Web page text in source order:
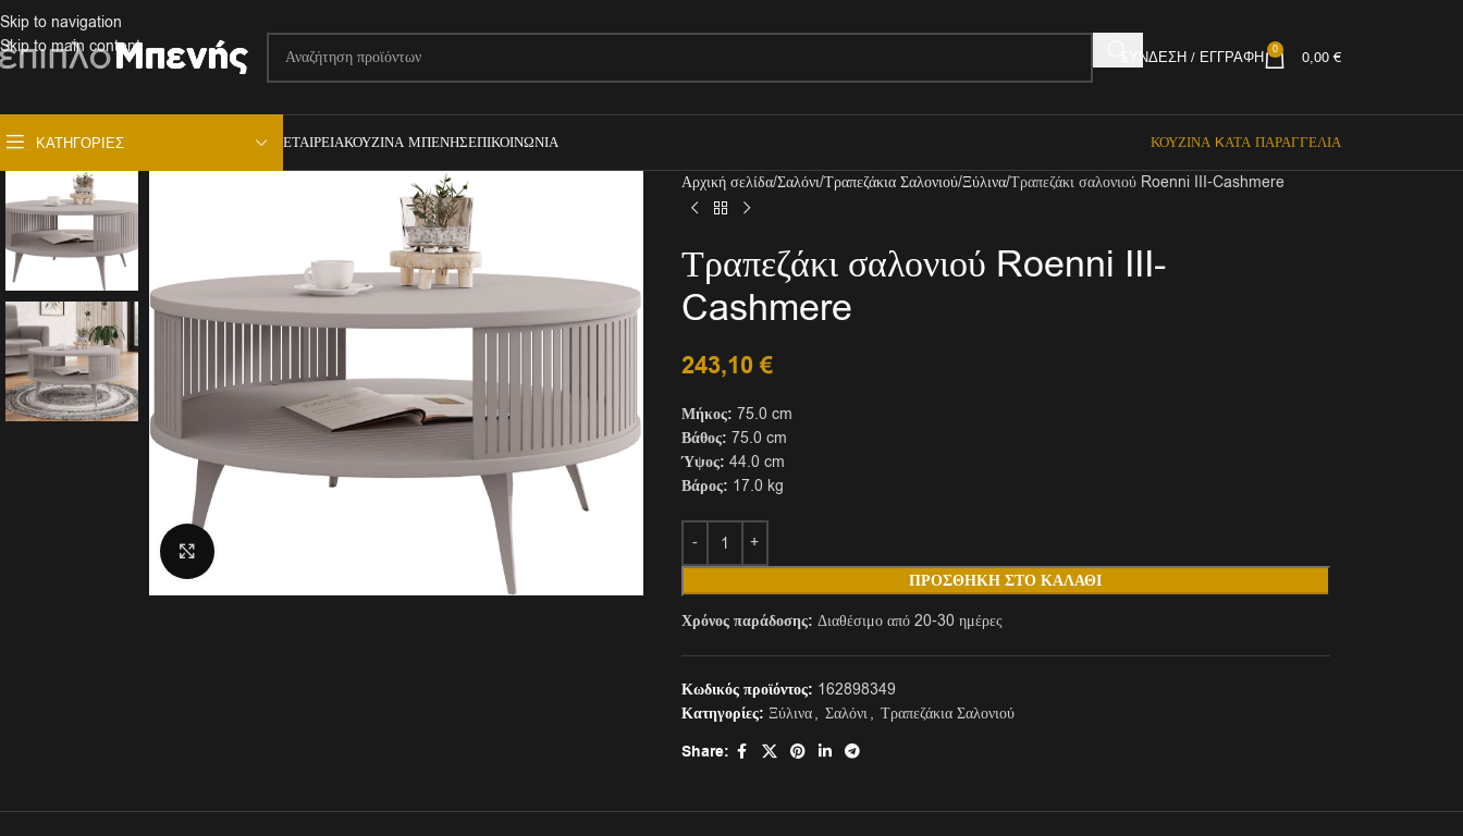
Skip to navigation
Skip to main content
ΣΎΝΔΕΣΗ / ΕΓΓΡΑΦΉ 0 0,00 €
ΚΑΤΗΓΟΡΊΕΣ ΕΤΑΙΡΕΊΑΚΟΥΖΊΝΑ ΜΠΕΝΉΣΕΠΙΚΟΙΝΩΝΊΑ ΚΟΥΖΊΝΑ KΑΤΆ ΠΑΡΑΓΓΕΛΊΑ
Αρχική σελίδα Σαλόνι Τραπεζάκια Σαλονιού Ξύλινα Τραπεζάκι σαλονιού Roenni III-Cashmere
Τραπεζάκι σαλονιού Roenni III-
Cashmere
243,10€
Μήκος: 75.0 cm
Βάθος: 75.0 cm
Ύψος: 44.0 cm
Βάρος: 17.0 kg
ΠΡΟΣΘΉΚΗ ΣΤΟ ΚΑΛΆΘΙ
Χρόνος παράδοσης: Διαθέσιμο από 20-30 ημέρες
Κωδικός προϊόντος: 162898349
Κατηγορίες: Ξύλινα, Σαλόνι, Τραπεζάκια Σαλονιού
Share: